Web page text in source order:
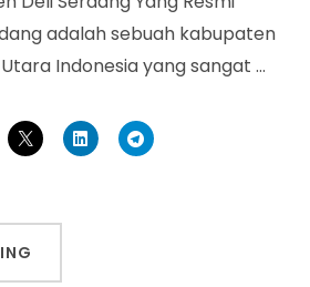
adalah sebuah kabupaten
Indonesia yang sangat …